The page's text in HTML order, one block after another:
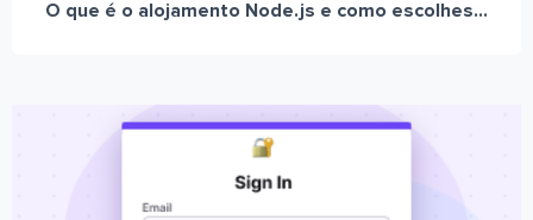
O que é o alojamento Node.js e como escolhes...